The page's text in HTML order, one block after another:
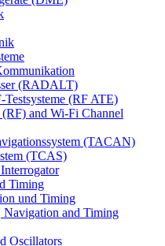
(RADALT)
(RF ATE)
and Wi-Fi Channel
(TACAN)
(TCAS)
Timing
und Timing
Navigation and Timing
Oscillators